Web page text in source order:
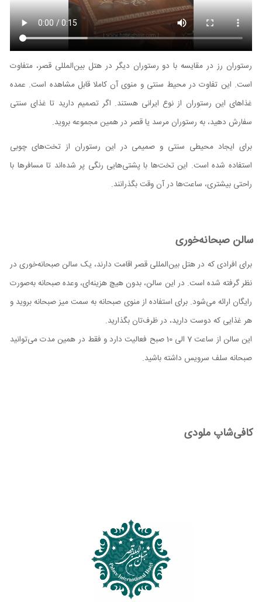
رستوران رز در مقایسه با دو رستوران دیگر در هتل بین‌المللی قصر، متفاوت
است. این تفاوت در محیط سنتی و منوی آن کاملا قابل مشاهده است. عمده
غذاهای این رستوران از نوع ایرانی هستند. اگر تصمیم دارید تا غذای سنتی
سفارش دهید، به رستوران مرسد یا قصر در همین مجموعه بروید.
برای ایجاد محیطی سنتی و صمیمی در این رستوران از تخت‌های چوبی
استفاده شده است. این تخت‌ها با پشتی‌هایی رنگی پر شده‌اند تا مسافرها با
راحتی بیشتری، ساعت‌ها در آن وقت بگذرانند.
سالن صبحانه‌خوری
برای افرادی که در هتل بین‌المللی قصر اقامت دارند، یک سالن صبحانه‌خوری در
نظر گرفته شده است. در این سالن، بدون هیچ هزینه‌ای، وعده صبحانه به‌صورت
رایگان ارائه می‌شود. برای استفاده از منوی صبحانه به سمت میز صبحانه بروید و
هر غذایی که دوست دارید، در ظرف‌تان بگذارید.
این سالن از ساعت 7 الی 10 صبح فعالیت دارد و فقط در همین مدت می‌توانید
صبحانه سلف سرویس داشته باشید.
کافی‌شاپ ملودی